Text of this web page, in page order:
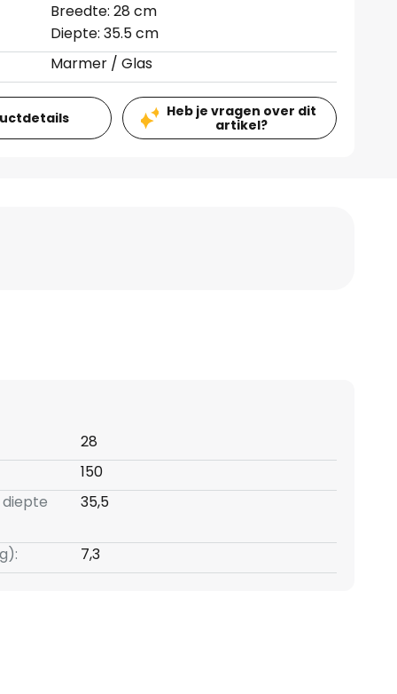
Breedte: 28 cm
Diepte: 35.5 cm
Marmer / Glas
Heb je vragen over dit
artikel?
28
150
35,5
7,3